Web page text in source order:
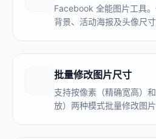
Facebook 全能图片工具
背景、活动海报及头像尺
批量修改图片尺寸
支持按像素（精确宽高）
放）两种模式批量修改图